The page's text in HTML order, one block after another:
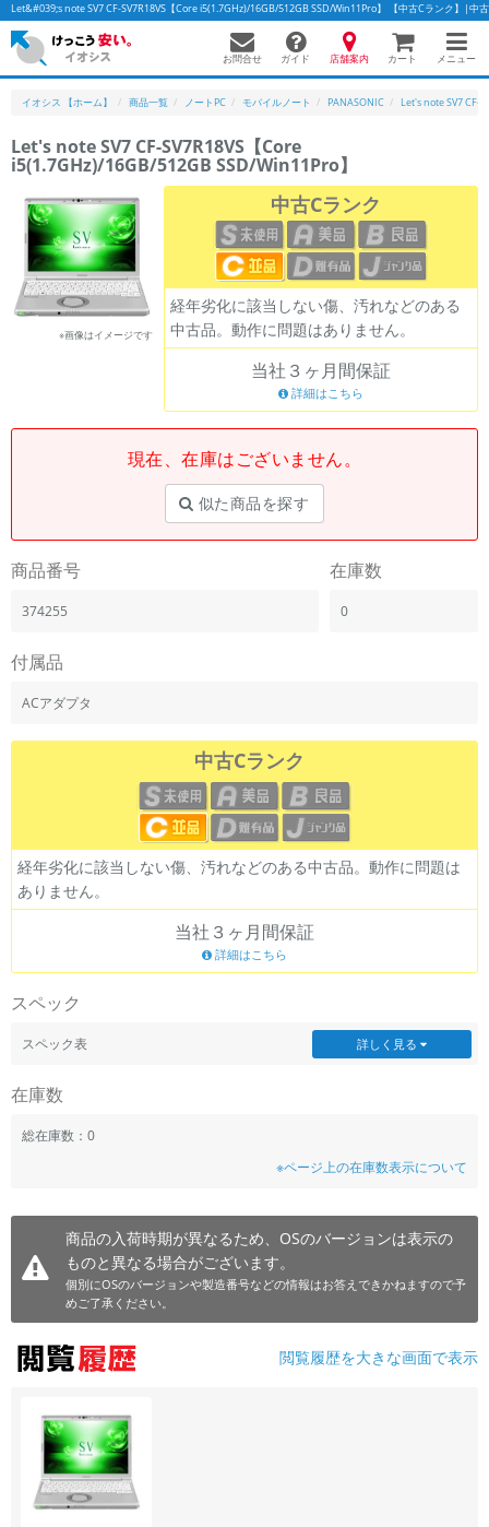
Let&#039;s note SV7 CF-SV7R18VS【Core i5(1.7GHz)/16GB/512GB SSD/Win11Pro】 【中古Cランク】|中
お問合せ ガイド 店舗案内 カート メニュー
イオシス 【ホーム】 商品一覧 ノートPC モバイルノート PANASONIC Let's note SV7 CF-
Let's note SV7 CF-SV7R18VS【Core
i5(1.7GHz)/16GB/512GB SSD/Win11Pro】
※画像はイメージです
中古Cランク
経年劣化に該当しない傷、汚れなどのある
中古品。動作に問題はありません。
当社３ヶ月間保証
詳細はこちら
現在、在庫はございません。
似た商品を探す
商品番号
374255
在庫数
0
付属品
ACアダプタ
中古Cランク
経年劣化に該当しない傷、汚れなどのある中古品。動作に問題は
ありません。
当社３ヶ月間保証
詳細はこちら
スペック
スペック表 詳しく見る
在庫数
総在庫数：0
※ページ上の在庫数表示について
商品の入荷時期が異なるため、OSのバージョンは表示の
ものと異なる場合がございます。
個別にOSのバージョンや製造番号などの情報はお答えできかねますので予
めご了承ください。
閲覧履歴を大きな画面で表示